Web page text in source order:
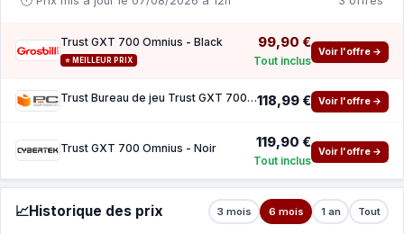
Trust GXT 700 Omnius - Black
⭐ MEILLEUR PRIX
99,90 €
Tout inclus
Voir l'offre →
Trust Bureau de jeu Trust GXT 700 OMNIUS 120 x 60 cm Black118,99 € Voir l'offre →
Trust GXT 700 Omnius - Noir 119,90 €
Tout inclus
Voir l'offre →
📈Historique des prix 3 mois 6 mois 1 an Tout